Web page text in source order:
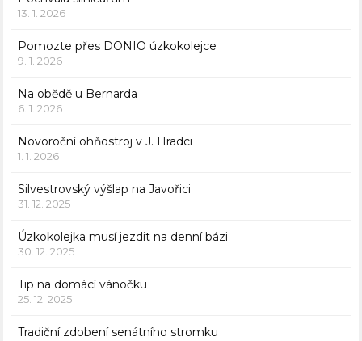
13. 1. 2026
Pomozte přes DONIO úzkokolejce
9. 1. 2026
Na obědě u Bernarda
6. 1. 2026
Novoroční ohňostroj v J. Hradci
1. 1. 2026
Silvestrovský výšlap na Javořici
31. 12. 2025
Úzkokolejka musí jezdit na denní bázi
30. 12. 2025
Tip na domácí vánočku
25. 12. 2025
Tradiční zdobení senátního stromku